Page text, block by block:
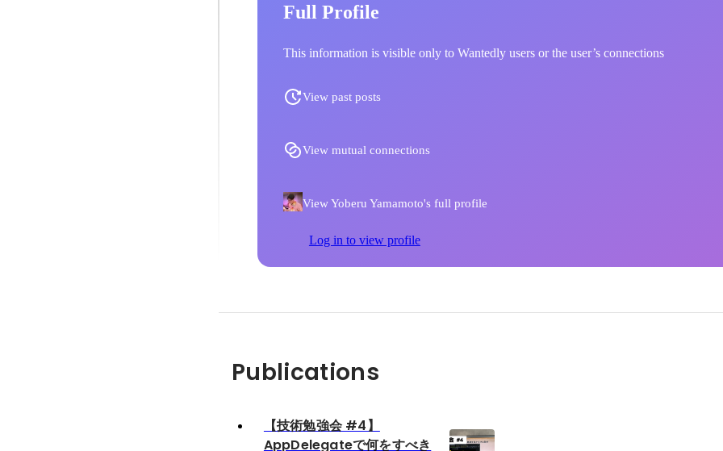
Full Profile
This information is visible only to Wantedly users or the user’s connections
View past posts
View mutual connections
View Yoberu Yamamoto's full profile
Log in to view profile
Publications
【技術勉強会 #4】
AppDelegateで何をすべき